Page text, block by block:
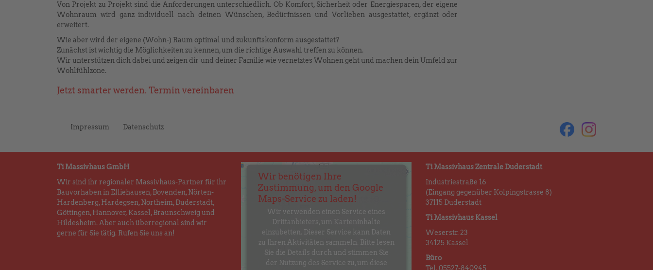
Von Projekt zu Projekt sind die Anforderungen unterschiedlich. Ob Komfort, Sicherheit oder Energiesparen, der eigene
Wohnraum wird ganz individuell nach deinen Wünschen, Bedürfnissen und Vorlieben ausgestattet, ergänzt oder
erweitert.
Wie aber wird der eigene (Wohn-) Raum optimal und zukunftskonform ausgestattet?
Zunächst ist wichtig die Möglichkeiten zu kennen, um die richtige Auswahl treffen zu können.
Wir unterstützen dich dabei und zeigen dir und deiner Familie wie vernetztes Wohnen geht und machen dein Umfeld zur
Wohlfühlzone.
Jetzt smarter werden. Termin vereinbaren
Impressum Datenschutz
Ti Massivhaus GmbH
Wir sind ihr regionaler Massivhaus-Partner für ihr
Bauvorhaben in Elliehausen, Bovenden, Nörten-
Hardenberg, Hardegsen, Northeim, Duderstadt,
Göttingen, Hannover, Kassel, Braunschweig und
Hildesheim. Aber auch überregional sind wir
gerne für Sie tätig. Rufen Sie uns an!
Wir benötigen Ihre
Zustimmung, um den Google
Maps-Service zu laden!
Wir verwenden einen Service eines
Drittanbieters, um Karteninhalte
einzubetten. Dieser Service kann Daten
zu Ihren Aktivitäten sammeln. Bitte lesen
Sie die Details durch und stimmen Sie
der Nutzung des Service zu, um diese
Ti Massivhaus Zentrale Duderstadt
Industriestraße 16
(Eingang gegenüber Kolpingstrasse 8)
37115 Duderstadt
Ti Massivhaus Kassel
Weserstr. 23
34125 Kassel
Büro
Tel. 05527-840945